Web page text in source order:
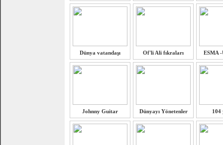
Dünya vatandaşı Of'li Ali fıkraları ESMA
Johnny Guitar Dünyayı Yönetenler 104